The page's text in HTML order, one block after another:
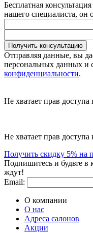
Бесплатная консультация
нашего специалиста, он
Получить консультацию
Отправляя данные, вы
персональных данных и
конфиденциальности.
Не хватает прав доступа
Не хватает прав доступа
Получить скидку 5% на
Подпишитесь и будьте в
ждут!
Email:
О компании
О нас
Адреса салонов
Акции